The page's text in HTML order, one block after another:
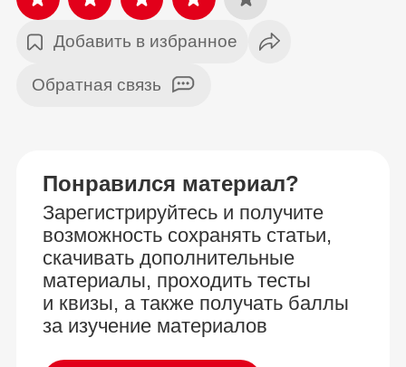
Добавить в избранное
Обратная связь
Понравился материал?
Зарегистрируйтесь и получите
возможность сохранять статьи,
скачивать дополнительные
материалы, проходить тесты
и квизы, а также получать баллы
за изучение материалов